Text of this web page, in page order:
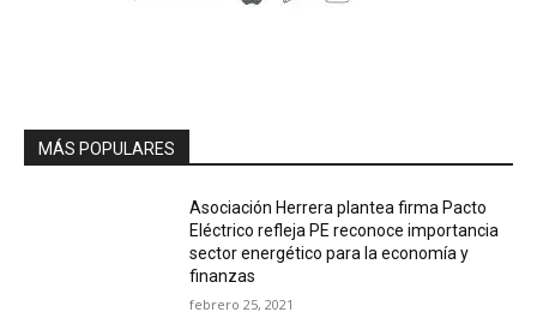
MÁS POPULARES
Asociación Herrera plantea firma Pacto
Eléctrico refleja PE reconoce importancia
sector energético para la economía y
finanzas
febrero 25, 2021